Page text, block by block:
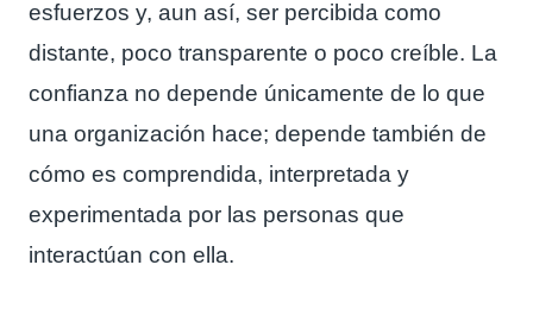
esfuerzos y, aun así, ser percibida como
distante, poco transparente o poco creíble. La
confianza no depende únicamente de lo que
una organización hace; depende también de
cómo es comprendida, interpretada y
experimentada por las personas que
interactúan con ella.